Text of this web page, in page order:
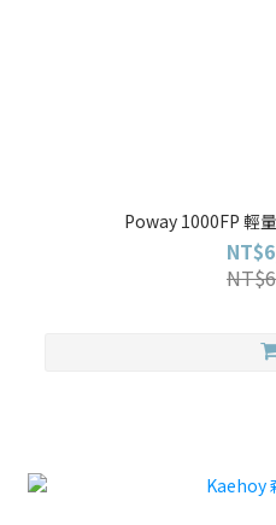
Poway 1000FP 輕